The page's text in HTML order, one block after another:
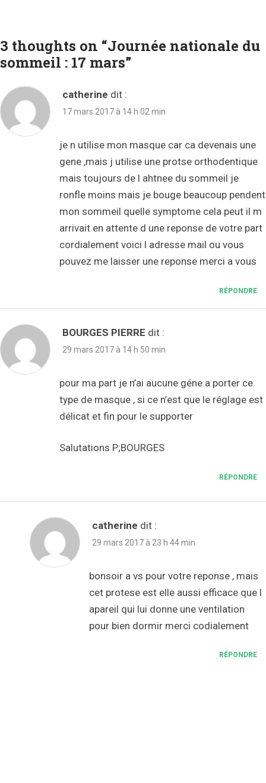
3 thoughts on “Journée nationale du
sommeil : 17 mars”
catherine dit :
17 mars 2017 à 14 h 02 min
je n utilise mon masque car ca devenais une
gene ,mais j utilise une protse orthodentique
mais toujours de l ahtnee du sommeil je
ronfle moins mais je bouge beaucoup pendent
mon sommeil quelle symptome cela peut il m
arrivait en attente d une reponse de votre part
cordialement voici l adresse mail ou vous
pouvez me laisser une reponse merci a vous
RÉPONDRE
BOURGES PIERRE dit :
29 mars 2017 à 14 h 50 min
pour ma part je n’ai aucune géne a porter ce
type de masque , si ce n’est que le réglage est
délicat et fin pour le supporter
Salutations P;BOURGES
RÉPONDRE
catherine dit :
29 mars 2017 à 23 h 44 min
bonsoir a vs pour votre reponse , mais
cet protese est elle aussi efficace que l
apareil qui lui donne une ventilation
pour bien dormir merci codialement
RÉPONDRE